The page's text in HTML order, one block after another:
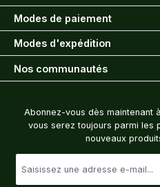
Modes de paiement
Modes d'expédition
Nos communautés
Abonnez-vous dès maintenant
vous serez toujours parmi les
nouveaux
e-
mail